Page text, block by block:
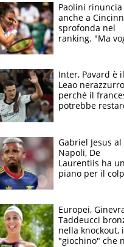
Paolini rinuncia
anche a
sprofonda nel
ranking. "Ma
Inter, Pavard è il
Leao
perché il
potrebbe
Gabriel Jesus al
Napoli, De
Laurentiis ha un
piano per il
Lucca
Europei,
Taddeucci
nella knockout,
"giochino" che